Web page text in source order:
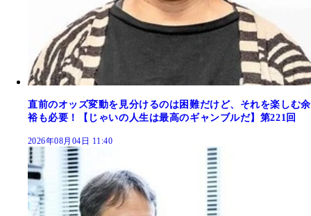
直前のオッズ変動を見分けるのは困難だけど、それを楽しむ余
裕も必要！【じゃいの人生は最高のギャンブルだ】第221回
2026年08月04日 11:40